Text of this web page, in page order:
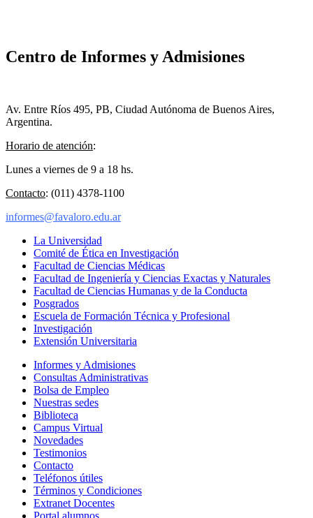
Centro de Informes y Admisiones
Av. Entre Ríos 495, PB, Ciudad Autónoma de Buenos Aires,
Argentina.
Horario de atención:
Lunes a viernes de 9 a 18 hs.
Contacto: (011) 4378-1100
informes@favaloro.edu.ar
La Universidad
Comité de Ética en Investigación
Facultad de Ciencias Médicas
Facultad de Ingeniería y Ciencias Exactas y Naturales
Facultad de Ciencias Humanas y de la Conducta
Posgrados
Escuela de Formación Técnica y Profesional
Investigación
Extensión Universitaria
Informes y Admisiones
Consultas Administrativas
Bolsa de Empleo
Nuestras sedes
Biblioteca
Campus Virtual
Novedades
Testimonios
Contacto
Teléfonos útiles
Términos y Condiciones
Extranet Docentes